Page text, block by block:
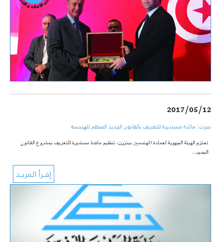
2017/05/12
بنزرت: مائدة مستديرة للتعريف بالقانون الجديد المنظم للهندسة
تعتزم الهيئة الجهوية لعمادة المهندسين ببنزرت، تنظيم مائدة مستديرة للتعريف بمشروع القانون
الجديد…